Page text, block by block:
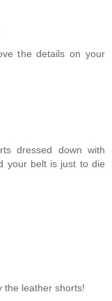
the details on your
dressed down with
your belt is just to die
the leather shorts!